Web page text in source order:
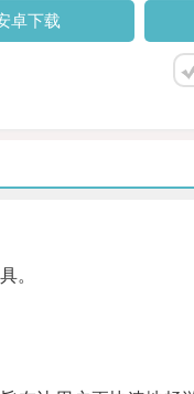
卓下载
。